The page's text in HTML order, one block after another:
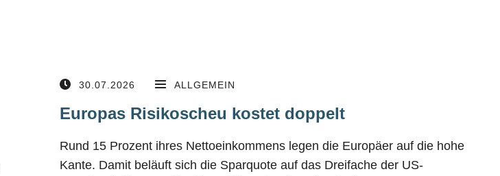
30.07.2026 ALLGEMEIN
Europas Risikoscheu kostet doppelt
Rund 15 Prozent ihres Nettoeinkommens legen die Europäer auf die hohe
Kante. Damit beläuft sich die Sparquote auf das Dreifache der US-